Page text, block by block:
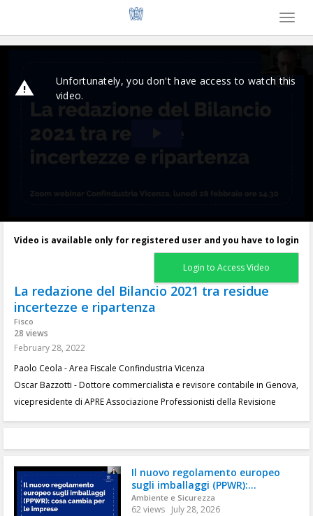
Toggle
Video is available only for registered user and you have to login
Login to Access Video
La redazione del Bilancio 2021 tra residue
incertezze e ripartenza
Fisco
28 views
February 28, 2022
Paolo Ceola - Area Fiscale Confindustria Vicenza
Oscar Bazzotti - Dottore commercialista e revisore contabile in Genova,
vicepresidente di APRE Associazione Professionisti della Revisione
Il nuovo regolamento europeo
sugli imballaggi (PPWR):...
Ambiente e Sicurezza
62 views July 28, 2026